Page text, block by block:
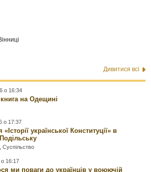
Дивитися всі
о 16:34
книга на Одещині
о 17:37
«Історії української Конституції» в
,Суспільство
о 16:17
ми поваги до українців у воюючій